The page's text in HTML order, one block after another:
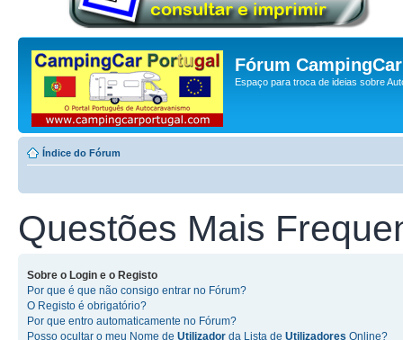
Fórum
Espaço para troca de ideias sobre
Índice do Fórum
Questões Mais
Sobre o Login e o Registo
Por que é que não consigo entrar no Fórum?
O Registo é obrigatório?
Por que entro automaticamente no Fórum?
Posso ocultar o meu Nome de Utilizador da Lista de Utilizadores Online?